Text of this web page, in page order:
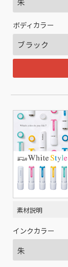
ボディカラー
素材説明
インクカラー